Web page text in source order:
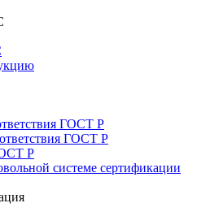
ГОСТ Р
ГОСТ Р
Р
системе сертификации